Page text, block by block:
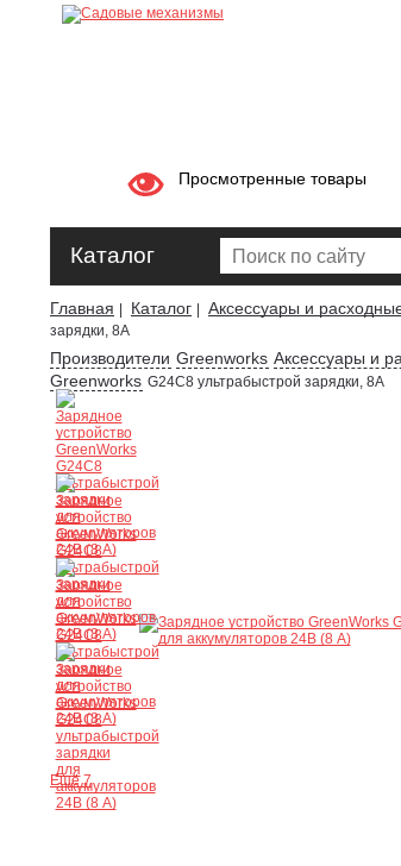
Просмотренные товары
Каталог
Главная Каталог Аксессуары и
зарядки, 8А
Производители Greenworks Аксессуары и
Greenworks G24C8 ультрабыстрой зарядки, 8А
Ещё 7